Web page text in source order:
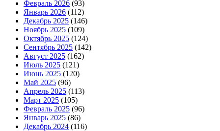
Февраль 2026 (93)
Январь 2026 (112)
Декабрь 2025 (146)
Ноябрь 2025 (109)
Октябрь 2025 (124)
Сентябрь 2025 (142)
Август 2025 (162)
Июль 2025 (121)
Июнь 2025 (120)
Май 2025 (96)
Апрель 2025 (113)
Март 2025 (105)
Февраль 2025 (96)
Январь 2025 (86)
Декабрь 2024 (116)